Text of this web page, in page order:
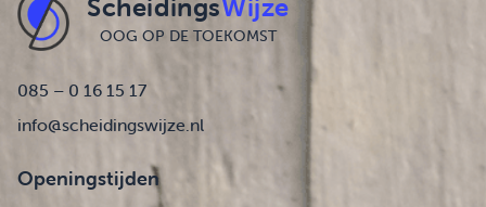
ScheidingsWijze
OOG OP DE TOEKOMST
085 – 0 16 15 17
info@scheidingswijze.nl
Openingstijden